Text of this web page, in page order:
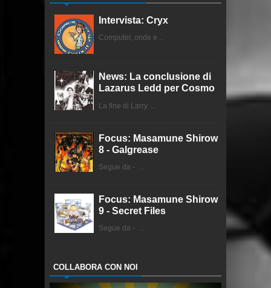
Intervista: Cryx
Computer, onde e ...
News: La conclusione di
Lazarus Ledd per Cosmo
La fine di Larry ...
Focus: Masamune Shirow
8 - Galgrease
Segue da - ...
Focus: Masamune Shirow
9 - Secret Files
Segue da - ...
COLLABORA CON NOI